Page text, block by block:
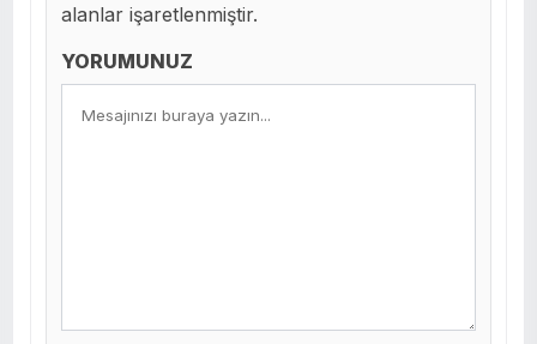
alanlar işaretlenmiştir.
YORUMUNUZ